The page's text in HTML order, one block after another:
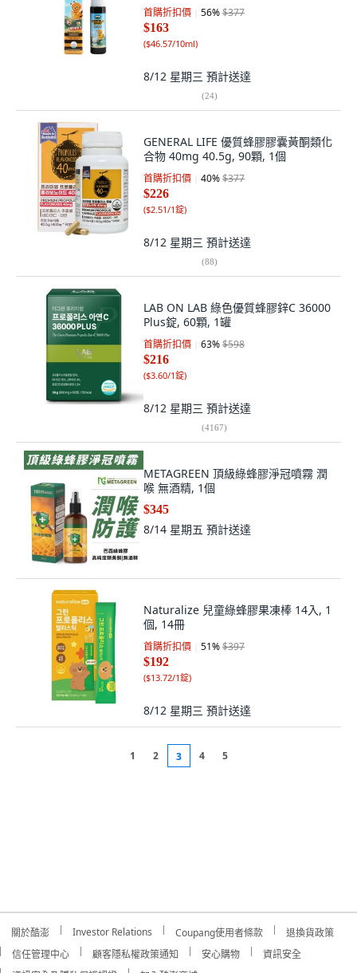
首購折扣價 56%$377
$163
($46.57/10ml)
8/12 星期三 預計送達
(24)
GENERAL LIFE 優質蜂膠膠囊黃酮類化
合物 40mg 40.5g, 90顆, 1個
首購折扣價 40%$377
$226
($2.51/1錠)
8/12 星期三 預計送達
(88)
LAB ON LAB 綠色優質蜂膠鋅C 36000
Plus錠, 60顆, 1罐
首購折扣價 63%$598
$216
($3.60/1錠)
8/12 星期三 預計送達
(4167)
METAGREEN 頂級綠蜂膠淨冠噴霧 潤
喉 無酒精, 1個
$345
8/14 星期五 預計送達
Naturalize 兒童綠蜂膠果凍棒 14入, 1
個, 14冊
首購折扣價 51%$397
$192
($13.72/1錠)
8/12 星期三 預計送達
1 2 3 4 5
關於酷澎 Investor Relations Coupang使用者條款
退換貨政策
信任管理中心
顧客隱私權政策通知 安心購物
資訊安全